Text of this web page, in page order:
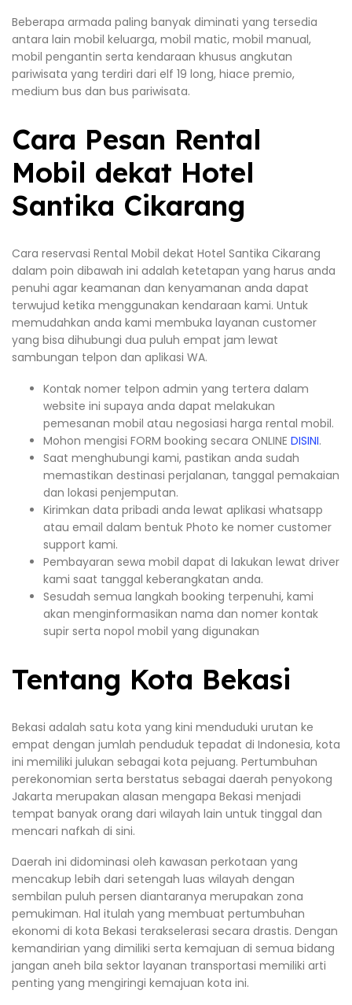
Beberapa armada paling banyak diminati yang tersedia
antara lain mobil keluarga, mobil matic, mobil manual,
mobil pengantin serta kendaraan khusus angkutan
pariwisata yang terdiri dari elf 19 long, hiace premio,
medium bus dan bus pariwisata.
Cara Pesan Rental
Mobil dekat Hotel
Santika Cikarang
Cara reservasi Rental Mobil dekat Hotel Santika Cikarang
dalam poin dibawah ini adalah ketetapan yang harus anda
penuhi agar keamanan dan kenyamanan anda dapat
terwujud ketika menggunakan kendaraan kami. Untuk
memudahkan anda kami membuka layanan customer
yang bisa dihubungi dua puluh empat jam lewat
sambungan telpon dan aplikasi WA.
Kontak nomer telpon admin yang tertera dalam
website ini supaya anda dapat melakukan
pemesanan mobil atau negosiasi harga rental mobil.
Mohon mengisi FORM booking secara ONLINE DISINI.
Saat menghubungi kami, pastikan anda sudah
memastikan destinasi perjalanan, tanggal pemakaian
dan lokasi penjemputan.
Kirimkan data pribadi anda lewat aplikasi whatsapp
atau email dalam bentuk Photo ke nomer customer
support kami.
Pembayaran sewa mobil dapat di lakukan lewat driver
kami saat tanggal keberangkatan anda.
Sesudah semua langkah booking terpenuhi, kami
akan menginformasikan nama dan nomer kontak
supir serta nopol mobil yang digunakan
Tentang Kota Bekasi
Bekasi adalah satu kota yang kini menduduki urutan ke
empat dengan jumlah penduduk tepadat di Indonesia, kota
ini memiliki julukan sebagai kota pejuang. Pertumbuhan
perekonomian serta berstatus sebagai daerah penyokong
Jakarta merupakan alasan mengapa Bekasi menjadi
tempat banyak orang dari wilayah lain untuk tinggal dan
mencari nafkah di sini.
Daerah ini didominasi oleh kawasan perkotaan yang
mencakup lebih dari setengah luas wilayah dengan
sembilan puluh persen diantaranya merupakan zona
pemukiman. Hal itulah yang membuat pertumbuhan
ekonomi di kota Bekasi terakselerasi secara drastis. Dengan
kemandirian yang dimiliki serta kemajuan di semua bidang
jangan aneh bila sektor layanan transportasi memiliki arti
penting yang mengiringi kemajuan kota ini.